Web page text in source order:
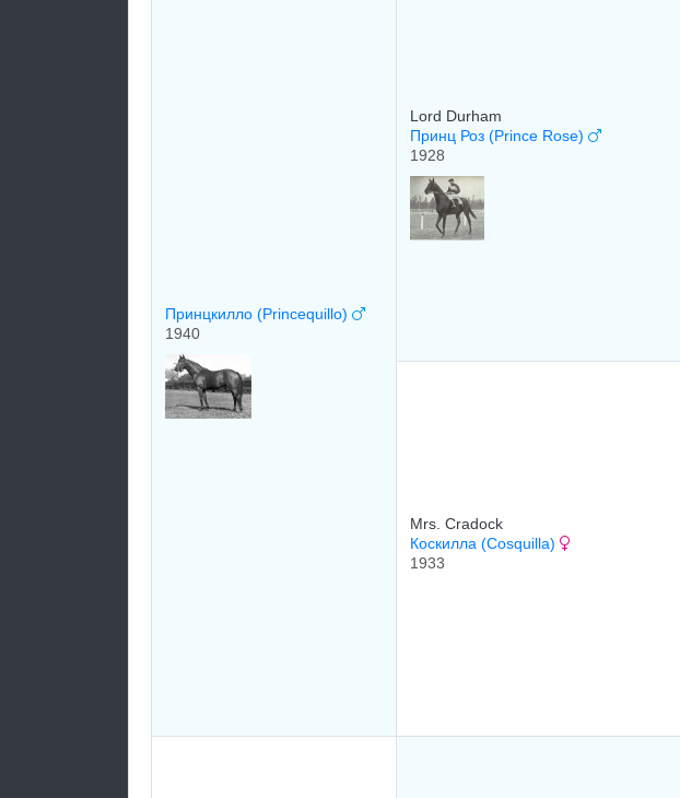
Принцкилло (Princequillo)
1940
Lord Durham
Принц Роз (Prince Rose)
1928
Mrs. Cradock
Коскилла (Cosquilla)
1933